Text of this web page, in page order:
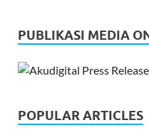
PUBLIKASI MEDIA
POPULAR ARTICLES